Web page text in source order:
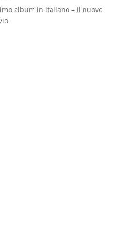
album in italiano – il nuovo